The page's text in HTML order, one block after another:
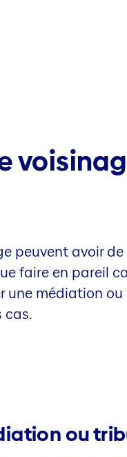
peuvent avoir de
faire en pareil
une médiation ou
cas.
ou